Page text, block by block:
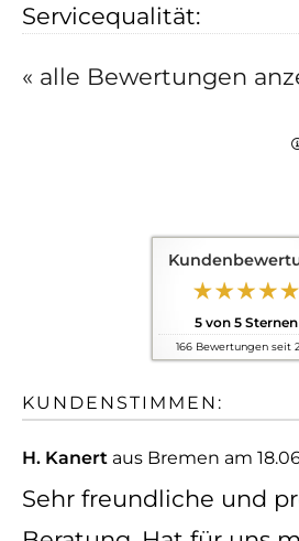
Servicequalität:
« alle Bewertungen
5 von 5 Sternen
166 Bewertungen seit
KUNDENSTIMMEN:
H. Kanert aus Bremen am
Sehr freundliche und